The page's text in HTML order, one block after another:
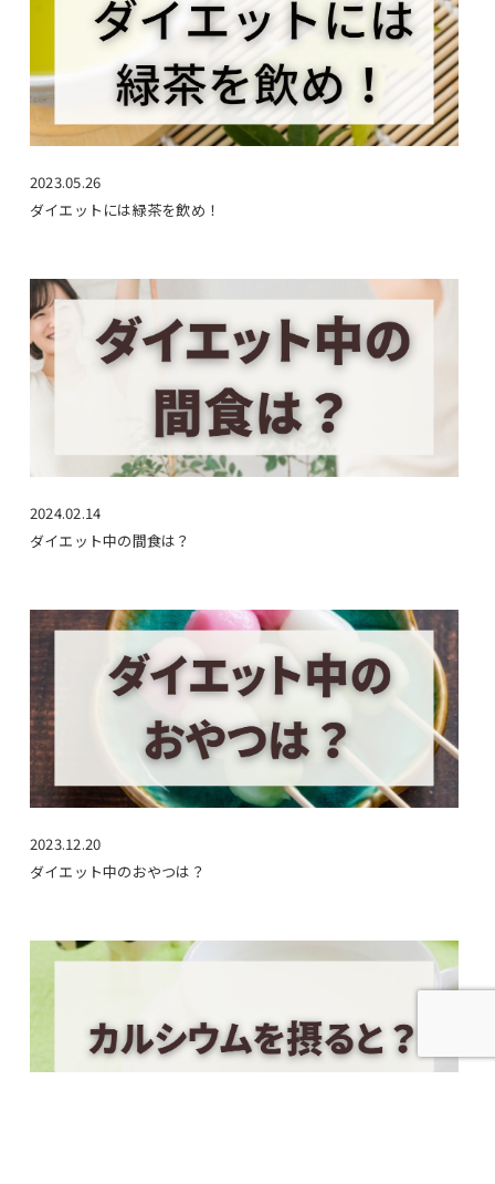
2023.05.26
ダイエットには緑茶を飲め！
2024.02.14
ダイエット中の間食は？
2023.12.20
ダイエット中のおやつは？